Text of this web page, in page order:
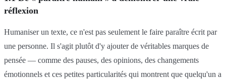
réflexion
Humaniser un texte, ce n'est pas seulement le faire paraître écrit par
une personne. Il s'agit plutôt d'y ajouter de véritables marques de
pensée — comme des pauses, des opinions, des changements
émotionnels et ces petites particularités qui montrent que quelqu'un a